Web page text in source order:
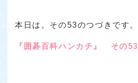
本日は。その53のつづきです。
『囲碁百科ハンカチ』 その53